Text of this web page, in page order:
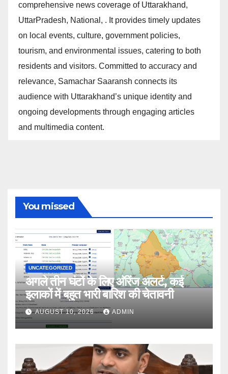
comprehensive news coverage of Uttarakhand,
UttarPradesh, National, . It provides timely updates
on local events, culture, government policies,
tourism, and environmental issues, catering to both
residents and visitors. Committed to accuracy and
relevance, Samachar Saaransh connects its
audience with Uttarakhand’s unique identity and
ongoing developments through engaging articles
and multimedia content.
You missed
UNCATEGORIZED
अगले तीन घंटों के लिए ऑरेंज अलर्ट, कई
इलाकों में बहुत भारी बारिश की चेतावनी
AUGUST 10, 2026 ADMIN